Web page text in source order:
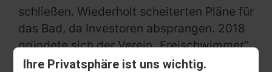
Ihre Privatsphäre ist uns wichtig.
schließen. Wiederholt scheiterten Pläne für
das Bad, da Investoren absprangen. 2018
gründete sich der Verein „Freischwimmer“
und ergriff die Initiative. Gemeinsam mit